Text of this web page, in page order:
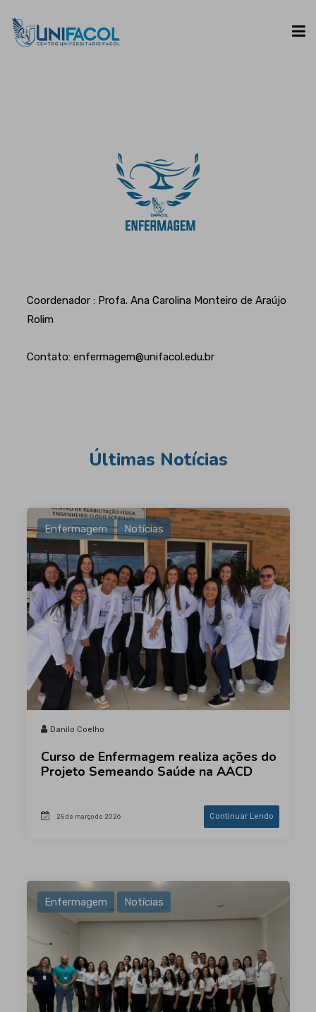
Coordenador : Profa. Ana Carolina Monteiro de Araújo
Rolim
Contato: enfermagem@unifacol.edu.br
Últimas Notícias
Enfermagem Notícias
Danilo Coelho
Curso de Enfermagem realiza ações do
Projeto Semeando Saúde na AACD
25 de março de 2026 Continuar Lendo
Enfermagem Notícias